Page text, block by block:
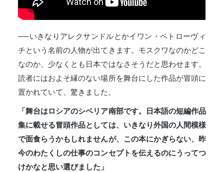
──いきなりアレクサンドルとかイワン・ペトローヴィ
チという名前の人物が出てきます。モスクワなのかどこ
なのか、少なくとも日本ではなさそうだと思わせます。
読者にはおよそ縁のない場所を舞台にした作品が冒頭に
置かれていて、驚きました。
「舞台はロシアのシベリア南部です。日本語の短編作品
集に載せる冒頭作品としては、いきなり外国の人間模様
で面食らうかもしれませんが、この本にかぎらない、昨
今のわたくしの仕事のコンセプトを伝えるのにうってつ
けかなと思い選びました」